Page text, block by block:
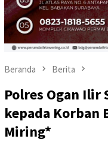
Beranda Berita
Polres Ogan Ilir
kepada Korban
Miring*